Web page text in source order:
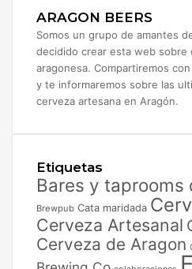
ARAGON BEERS
Somos un grupo de amantes
decidido crear esta web sobre
aragonesa. Compartiremos
y te informaremos sobre las
cerveza artesana en Aragón.
Etiquetas
Bares y taprooms
Brewpub Cata maridada
Cerveza Artesanal
Cerveza de Aragon